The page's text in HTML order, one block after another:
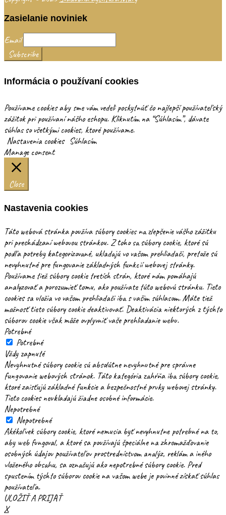
Zasielanie noviniek
Email
Informácia o používaní cookies
Používame cookies aby sme vám vedeli poskytnúť čo najlepší používateľský
zážitok pri používaní nášho eshopu. Kliknutím na “Súhlasím”, dávate
súhlas so všetkými cookies, ktoré používame.
Nastavenia cookies Súhlasím
Manage consent
Close
Nastavenia cookies
Táto webová stránka používa súbory cookies na zlepšenie vášho zážitku
pri prechádzaní webovou stránkou. Z toho sa súbory cookie, ktoré sú
podľa potreby kategorizované, ukladajú vo vašom prehliadači, pretože sú
nevyhnutné pre fungovanie základných funkcií webovej stránky.
Používame tiež súbory cookie tretích strán, ktoré nám pomáhajú
analyzovať a porozumieť tomu, ako používate túto webovú stránku. Tieto
cookies sa uložia vo vašom prehliadači iba s vašim súhlasom. Máte tiež
možnosť tieto súbory cookie deaktivovať. Deaktivácia niektorých z týchto
súborov cookie však môže ovplyvniť vaše prehliadanie webu.
Potrebné
Potrebné
Vždy zapnuté
Nevyhnutné súbory cookie sú absolútne nevyhnutné pre správne
fungovanie webových stránok. Táto kategória zahŕňa iba súbory cookie,
ktoré zaisťujú základné funkcie a bezpečnostné prvky webovej stránky.
Tieto cookies neukladajú žiadne osobné informácie.
Nepotrebné
Nepotrebné
Akékoľvek súbory cookie, ktoré nemusia byť nevyhnutne potrebné na to,
aby web fungoval, a ktoré sa používajú špeciálne na zhromažďovanie
osobných údajov používateľov prostredníctvom analýz, reklám a iného
vloženého obsahu, sa označujú ako nepotrebné súbory cookie. Pred
spustením týchto súborov cookie na vašom webe je povinné získať súhlas
používateľa.
ULOŽIŤ A PRIJAŤ
X